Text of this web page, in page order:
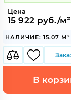
Цена
15 922 руб./м²
НАЛИЧИЕ: 15.07 М²
В